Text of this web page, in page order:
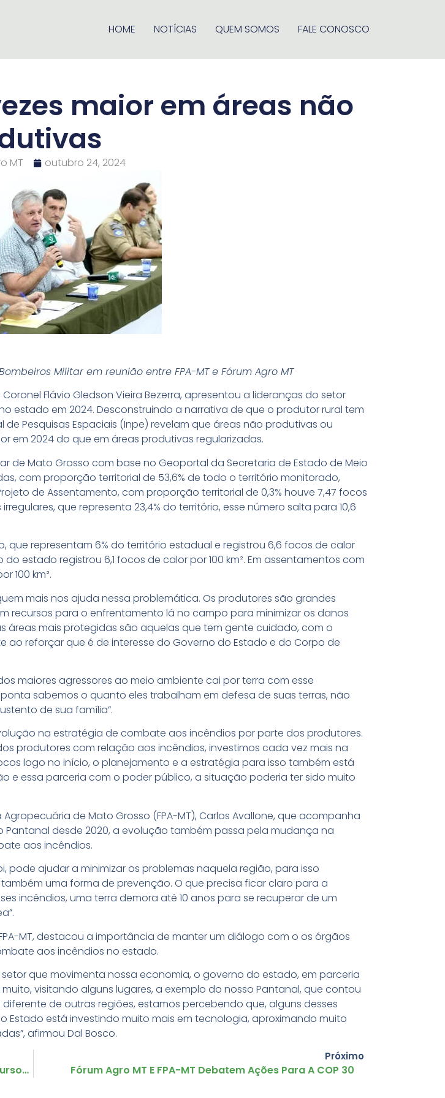
HOME NOTÍCIAS QUEM SOMOS FALE CONOSCO
maior em áreas não
MT outubro 24, 2024
Militar em reunião entre FPA-MT e Fórum Agro MT
Flávio Gledson Vieira Bezerra, apresentou a lideranças do setor
estado em 2024. Desconstruindo a narrativa de que o produtor rural tem
Pesquisas Espaciais (Inpe) revelam que áreas não produtivas ou
em 2024 do que em áreas produtivas regularizadas.
de Mato Grosso com base no Geoportal da Secretaria de Estado de Meio
com proporção territorial de 53,6% de todo o território monitorado,
de Assentamento, com proporção territorial de 0,3% houve 7,47 focos
que representa 23,4% do território, esse número salta para 10,6
representam 6% do território estadual e registrou 6,6 focos de calor
estado registrou 6,1 focos de calor por 100 km². Em assentamentos com
100 km².
mais nos ajuda nessa problemática. Os produtores são grandes
recursos para o enfrentamento lá no campo para minimizar os danos
áreas mais protegidas são aquelas que tem gente cuidado, com o
reforçar que é de interesse do Governo do Estado e do Corpo de
maiores agressores ao meio ambiente cai por terra com esse
sabemos o quanto eles trabalham em defesa de suas terras, não
de sua família”.
na estratégia de combate aos incêndios por parte dos produtores.
produtores com relação aos incêndios, investimos cada vez mais na
logo no início, o planejamento e a estratégia para isso também está
e essa parceria com o poder público, a situação poderia ter sido muito
de Mato Grosso (FPA-MT), Carlos Avallone, que acompanha
desde 2020, a evolução também passa pela mudança na
aos incêndios.
pode ajudar a minimizar os problemas naquela região, para isso
uma forma de prevenção. O que precisa ficar claro para a
incêndios, uma terra demora até 10 anos para se recuperar de um
MT, destacou a importância de manter um diálogo com o os órgãos
aos incêndios no estado.
que movimenta nossa economia, o governo do estado, em parceria
visitando alguns lugares, a exemplo do nosso Pantanal, que contou
de outras regiões, estamos percebendo que, alguns desses
Estado está investindo muito mais em tecnologia, aproximando muito
afirmou Dal Bosco.
Entidades Do Setor Produtivo Propõem Realocação De Recursos Para O Indea-MT
Próximo
Fórum Agro MT E FPA-MT Debatem Ações Para A COP 30